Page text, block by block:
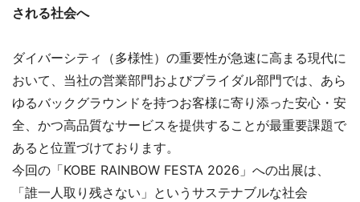
される社会へ
ダイバーシティ（多様性）の重要性が急速に高まる現代に
おいて、当社の営業部門およびブライダル部門では、あら
ゆるバックグラウンドを持つお客様に寄り添った安心・安
全、かつ高品質なサービスを提供することが最重要課題で
あると位置づけております。
今回の「KOBE RAINBOW FESTA 2026」への出展は、
「誰一人取り残さない」というサステナブルな社会